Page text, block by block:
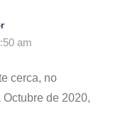
am
cerca, no
de 2020,